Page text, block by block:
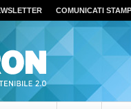
COMUNICATI